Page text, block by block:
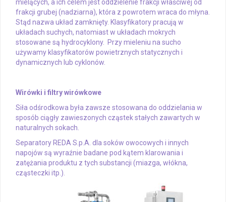
mielących, a ich celem jest oddzielenie frakcji właściwej od
frakcji grubej (nadziarna), która z powrotem wraca do młyna.
Stąd nazwa układ zamknięty. Klasyfikatory pracują w
układach suchych, natomiast w układach mokrych
stosowane są hydrocyklony. Przy mieleniu na sucho
używamy klasyfikatorów powietrznych statycznych i
dynamicznych lub cyklonów.
Wirówki i filtry wirówkowe
Siła odśrodkowa była zawsze stosowana do oddzielania w
sposób ciągły zawieszonych cząstek stałych zawartych w
naturalnych sokach.
Separatory REDA S.p.A. dla soków owocowych i innych
napojów są wyraźnie badane pod kątem klarowania i
zatężania produktu z tych substancji (miazga, włókna,
cząsteczki itp.).